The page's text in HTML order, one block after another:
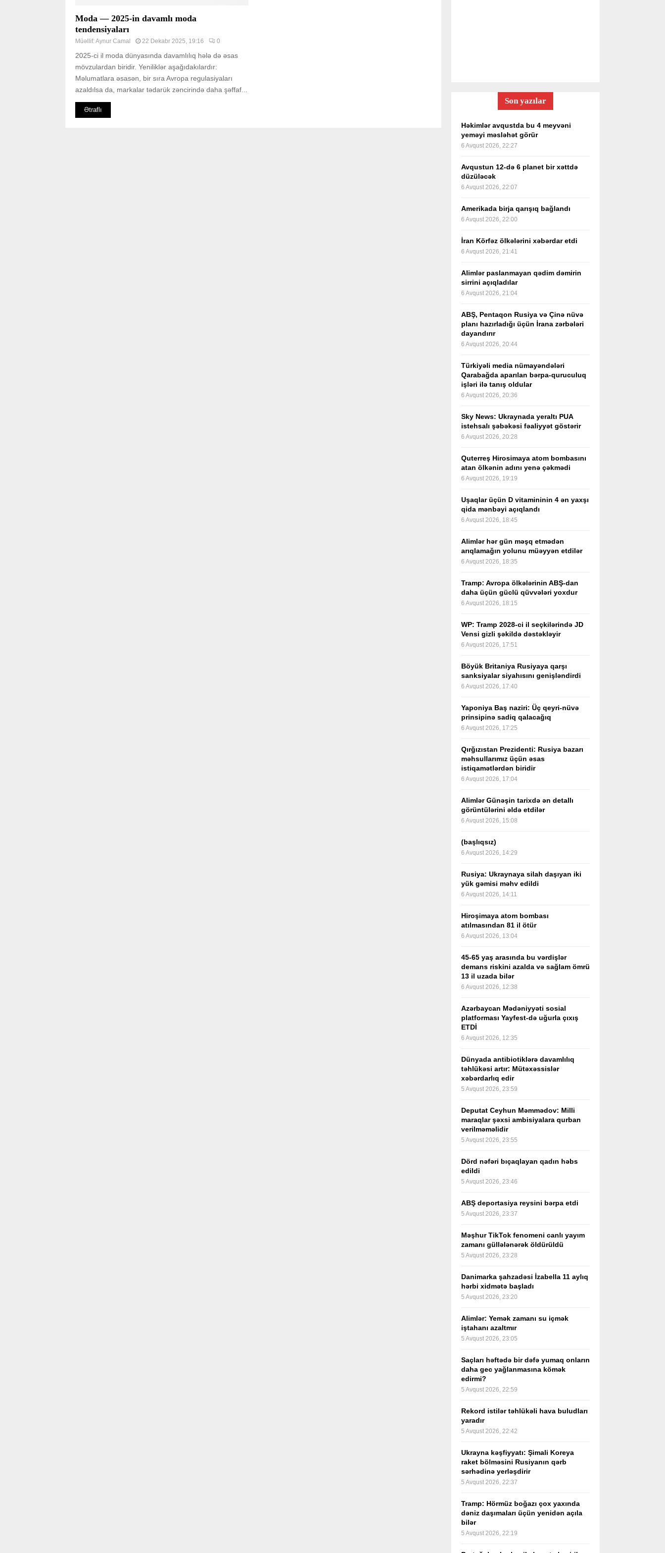
Moda — 2025-in davamlı moda
tendensiyaları
Müəllif:Aynur Camal 22 Dekabr 2025, 19:16 0
2025-ci il moda dünyasında davamlılıq hələ də əsas
mövzulardan biridir. Yeniliklər aşağıdakılardır:
Məlumatlara əsasən, bir sıra Avropa regulasiyaları
azaldılsa da, markalar tədarük zəncirində daha şəffaf...
Ətraflı
Son yazılar
Həkimlər avqustda bu 4 meyvəni
yeməyi məsləhət görür
6 Avqust 2026, 22:27
Avqustun 12-də 6 planet bir xəttdə
düzüləcək
6 Avqust 2026, 22:07
Amerikada birja qarışıq bağlandı
6 Avqust 2026, 22:00
İran Körfəz ölkələrini xəbərdar etdi
6 Avqust 2026, 21:41
Alimlər paslanmayan qədim dəmirin
sirrini açıqladılar
6 Avqust 2026, 21:04
ABŞ, Pentaqon Rusiya və Çinə nüvə
planı hazırladığı üçün İrana zərbələri
dayandırır
6 Avqust 2026, 20:44
Türkiyəli media nümayəndələri
Qarabağda aparılan bərpa-quruculuq
işləri ilə tanış oldular
6 Avqust 2026, 20:36
Sky News: Ukraynada yeraltı PUA
istehsalı şəbəkəsi fəaliyyət göstərir
6 Avqust 2026, 20:28
Quterreş Hirosimaya atom bombasını
atan ölkənin adını yenə çəkmədi
6 Avqust 2026, 19:19
Uşaqlar üçün D vitamininin 4 ən yaxşı
qida mənbəyi açıqlandı
6 Avqust 2026, 18:45
Alimlər hər gün məşq etmədən
arıqlamağın yolunu müəyyən etdilər
6 Avqust 2026, 18:35
Tramp: Avropa ölkələrinin ABŞ-dan
daha üçün güclü qüvvələri yoxdur
6 Avqust 2026, 18:15
WP: Tramp 2028-ci il seçkilərində JD
Vensi gizli şəkildə dəstəkləyir
6 Avqust 2026, 17:51
Böyük Britaniya Rusiyaya qarşı
sanksiyalar siyahısını genişləndirdi
6 Avqust 2026, 17:40
Yaponiya Baş naziri: Üç qeyri-nüvə
prinsipinə sadiq qalacağıq
6 Avqust 2026, 17:25
Qırğızıstan Prezidenti: Rusiya bazarı
məhsullarımız üçün əsas
istiqamətlərdən biridir
6 Avqust 2026, 17:04
Alimlər Günəşin tarixdə ən detallı
görüntülərini əldə etdilər
6 Avqust 2026, 15:08
(başlıqsız)
6 Avqust 2026, 14:29
Rusiya: Ukraynaya silah daşıyan iki
yük gəmisi məhv edildi
6 Avqust 2026, 14:11
Hiroşimaya atom bombası
atılmasından 81 il ötür
6 Avqust 2026, 13:04
45-65 yaş arasında bu vərdişlər
demans riskini azalda və sağlam ömrü
13 il uzada bilər
6 Avqust 2026, 12:38
Azərbaycan Mədəniyyəti sosial
platforması Yayfest-də uğurla çıxış
ETDİ
6 Avqust 2026, 12:35
Dünyada antibiotiklərə davamlılıq
təhlükəsi artır: Mütəxəssislər
xəbərdarlıq edir
5 Avqust 2026, 23:59
Deputat Ceyhun Məmmədov: Milli
maraqlar şəxsi ambisiyalara qurban
verilməməlidir
5 Avqust 2026, 23:55
Dörd nəfəri bıçaqlayan qadın həbs
edildi
5 Avqust 2026, 23:46
ABŞ deportasiya reysini bərpa etdi
5 Avqust 2026, 23:37
Məşhur TikTok fenomeni canlı yayım
zamanı güllələnərək öldürüldü
5 Avqust 2026, 23:28
Danimarka şahzadəsi İzabella 11 aylıq
hərbi xidmətə başladı
5 Avqust 2026, 23:20
Alimlər: Yemək zamanı su içmək
iştahanı azaltmır
5 Avqust 2026, 23:05
Saçları həftədə bir dəfə yumaq onların
daha gec yağlanmasına kömək
edirmi?
5 Avqust 2026, 22:59
Rekord istilər təhlükəli hava buludları
yaradır
5 Avqust 2026, 22:42
Ukrayna kəşfiyyatı: Şimali Koreya
raket bölməsini Rusiyanın qərb
sərhədinə yerləşdirir
5 Avqust 2026, 22:37
Tramp: Hörmüz boğazı çox yaxında
dəniz daşımaları üçün yenidən açıla
bilər
5 Avqust 2026, 22:19